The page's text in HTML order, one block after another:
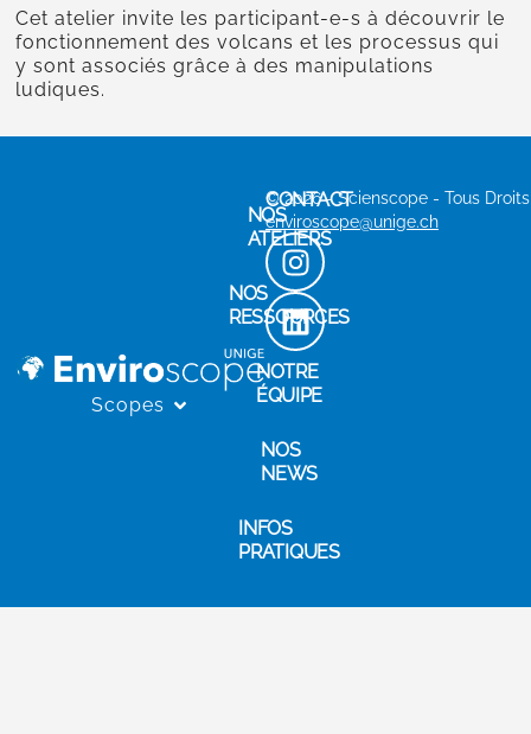
Cet atelier invite les participant-e-s à découvrir le
fonctionnement des volcans et les processus qui
y sont associés grâce à des manipulations
ludiques.
Scopes
NOS
ATELIERS
NOS
RESSOURCES
NOTRE
ÉQUIPE
NOS
NEWS
INFOS
PRATIQUES
CONTACT
enviroscope@unige.ch
© 2026 - Scienscope - Tous